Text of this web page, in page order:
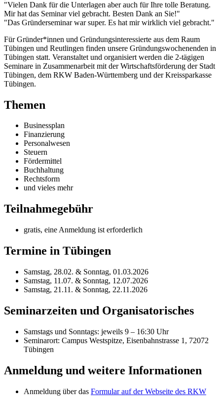
"Vielen Dank für die Unterlagen aber auch für Ihre tolle Beratung.
Mir hat das Seminar viel gebracht. Besten Dank an Sie!"
"Das Gründerseminar war super. Es hat mir wirklich viel gebracht."
Für Gründer*innen und Gründungsinteressierte aus dem Raum
Tübingen und Reutlingen finden unsere Gründungswochenenden in
Tübingen statt. Veranstaltet und organisiert werden die 2-tägigen
Seminare in Zusammenarbeit mit der Wirtschaftsförderung der Stadt
Tübingen, dem RKW Baden-Württemberg und der Kreissparkasse
Tübingen.
Themen
Businessplan
Finanzierung
Personalwesen
Steuern
Fördermittel
Buchhaltung
Rechtsform
und vieles mehr
Teilnahmegebühr
gratis, eine Anmeldung ist erforderlich
Termine in Tübingen
Samstag, 28.02. & Sonntag, 01.03.2026
Samstag, 11.07. & Sonntag, 12.07.2026
Samstag, 21.11. & Sonntag, 22.11.2026
Seminarzeiten und Organisatorisches
Samstags und Sonntags: jeweils 9 – 16:30 Uhr
Seminarort: Campus Westspitze, Eisenbahnstrasse 1, 72072
Tübingen
Anmeldung und weitere Informationen
Anmeldung über das Formular auf der Webseite des RKW